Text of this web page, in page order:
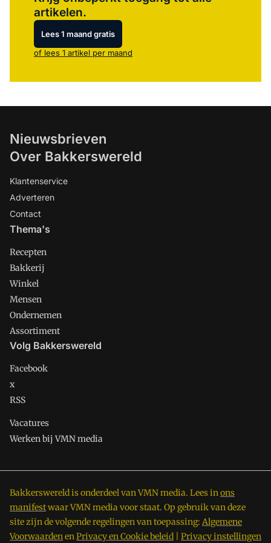
artikelen.
Lees 1 maand gratis
of lees 1 artikel per maand
Nieuwsbrieven
Over Bakkerswereld
Klantenservice
Adverteren
Contact
Thema's
Recepten
Bakkerij
Winkel
Mensen
Ondernemen
Assortiment
Volg Bakkerswereld
Facebook
x
RSS
Vacatures
Werken bij VMN media
Bakkerswereld is onderdeel van VMN media. Lees inons
manifestwaar VMN media voor staat. Op gebruik van deze
site zijn de volgende regelingen van toepassing: Algemene
VoorwaardenenPrivacy en Cookie beleid Privacy instellingen